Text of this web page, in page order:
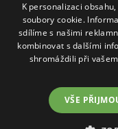
K personalizaci
soubory cookie.
sdílíme s našimi
kombinovat s dalšími
shromáždili při
VŠE